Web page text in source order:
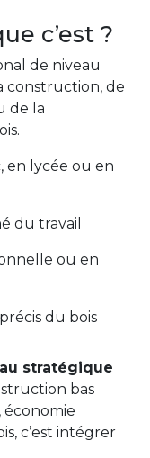
c’est ?
de niveau
construction, de
de la
en lycée ou en
du travail
ou en
du bois
stratégique
bas
c’est intégrer